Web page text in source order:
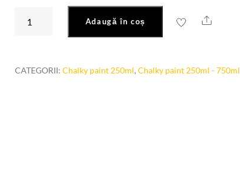
Adaugă în coș Share
CATEGORII:Chalky paint 250ml,Chalky paint 250ml - 750ml